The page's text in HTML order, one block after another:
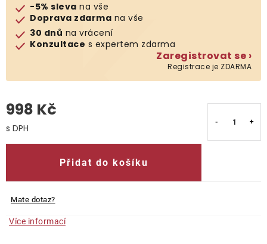
Klub výhod
-5% sleva na vše
Doprava zdarma na vše
30 dnů na vrácení
Konzultace s expertem zdarma
Zaregistrovat se ›
Registrace je ZDARMA
998 Kč
Přidat do košíku
Mate dotaz?
Více informací